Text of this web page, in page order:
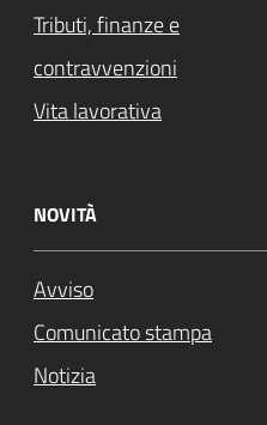
Tributi, finanze e
contravvenzioni
Vita lavorativa
NOVITÀ
Avviso
Comunicato stampa
Notizia